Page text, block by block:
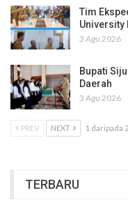
Tim
University
3 Agu 2026
Bupati
Daerah
3 Agu 2026
PREV NEXT 1 daripada 2
TERBARU